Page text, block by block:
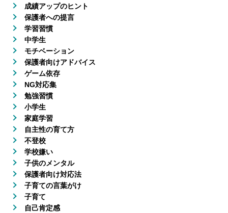
成績アップのヒント
保護者への提言
学習習慣
中学生
モチベーション
保護者向けアドバイス
ゲーム依存
NG対応集
勉強習慣
小学生
家庭学習
自主性の育て方
不登校
学校嫌い
子供のメンタル
保護者向け対応法
子育ての言葉がけ
子育て
自己肯定感